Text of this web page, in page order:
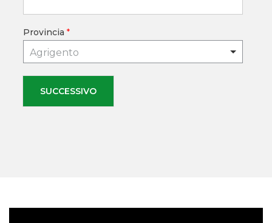
Provincia *
Agrigento
SUCCESSIVO